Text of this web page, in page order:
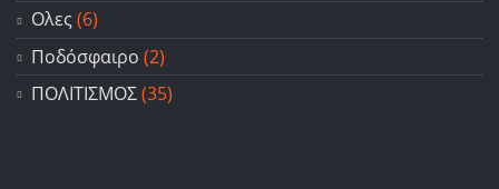
Ολες (6)
Ποδόσφαιρο (2)
ΠΟΛΙΤΙΣΜΟΣ(35)